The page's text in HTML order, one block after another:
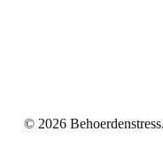
© 2026 Behoerdenstress.